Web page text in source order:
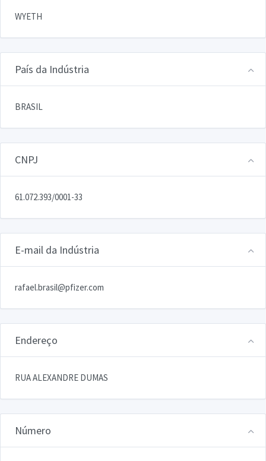
WYETH
País da Indústria
BRASIL
CNPJ
61.072.393/0001-33
E-mail da Indústria
rafael.brasil@pfizer.com
Endereço
RUA ALEXANDRE DUMAS
Número